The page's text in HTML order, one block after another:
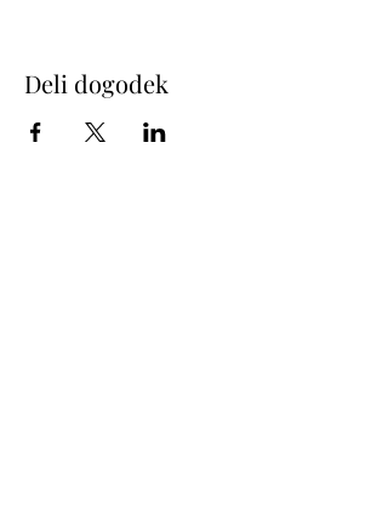
Deli dogodek